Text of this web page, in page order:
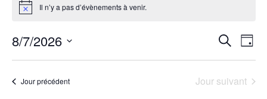
for
août
2026
Notice Il n’y a pas d’évènements à venir.
de
Recherche
Jour
8/7/2026
date.Jour précédent Jour suivant